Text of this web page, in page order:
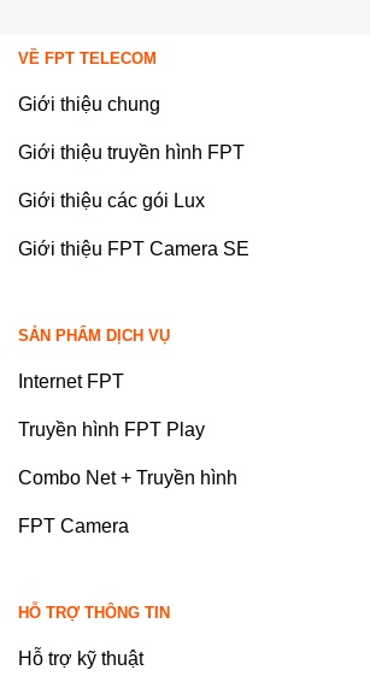
VỀ FPT TELECOM
Giới thiệu chung
Giới thiệu truyền hình FPT
Giới thiệu các gói Lux
Giới thiệu FPT Camera SE
SẢN PHẨM DỊCH VỤ
Internet FPT
Truyền hình FPT Play
Combo Net + Truyền hình
FPT Camera
HỖ TRỢ THÔNG TIN
Hỗ trợ kỹ thuật